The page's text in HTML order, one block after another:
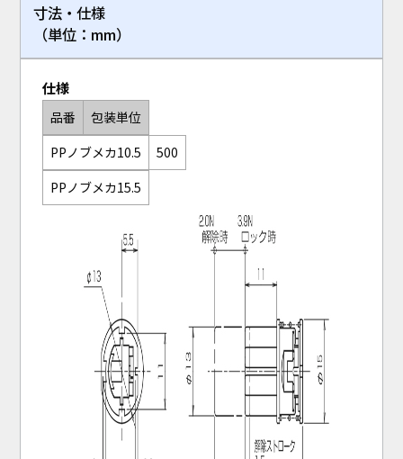
寸法・仕様
（単位：mm）
仕様
品番
包装単位
PPノブメカ10.5
500
PPノブメカ15.5